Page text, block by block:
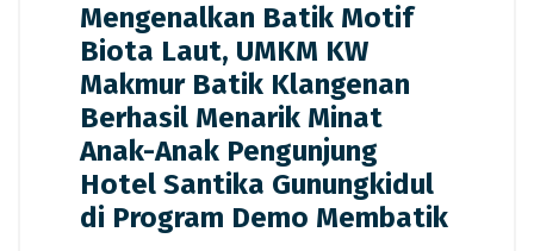
Mengenalkan Batik Motif
Biota Laut, UMKM KW
Makmur Batik Klangenan
Berhasil Menarik Minat
Anak-Anak Pengunjung
Hotel Santika Gunungkidul
di Program Demo Membatik